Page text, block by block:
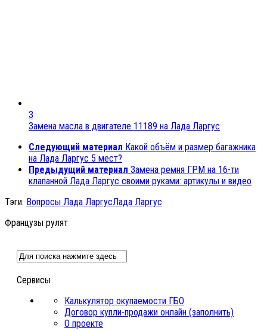
3
Замена масла в двигателе 11189 на Лада Ларгус
Следующий материал Какой объём и размер багажника
на Лада Ларгус 5 мест?
Предыдущий материал Замена ремня ГРМ на 16-ти
клапанной Лада Ларгус своими руками: артикулы и видео
Тэги: Вопросы Лада ЛаргусЛада Ларгус
Французы рулят
Сервисы
Калькулятор окупаемости ГБО
Договор купли-продажи онлайн (заполнить)
О проекте